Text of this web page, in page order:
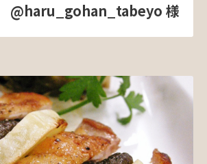
@haru_gohan_tabeyo 様